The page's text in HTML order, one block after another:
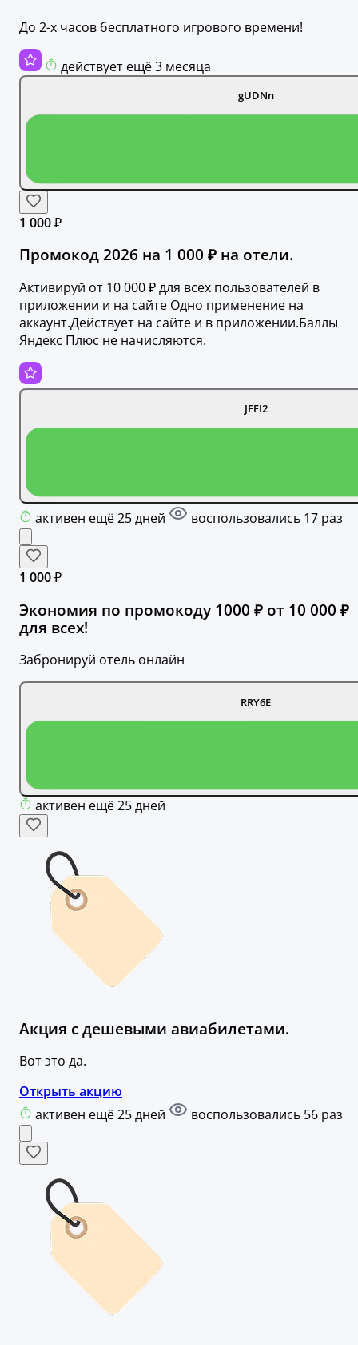
До 2-х часов бесплатного игрового времени!
действует ещё 3 месяца
gUDNn
1 000 ₽
Промокод 2026 на 1 000 ₽ на отели.
Активируй от 10 000 ₽ для всех пользователей в
приложении и на сайте Одно применение на
аккаунт.Действует на сайте и в приложении.Баллы
Яндекс Плюс не начисляются.
JFFI2
активен ещё 25 дней воспользовались 17 раз
1 000 ₽
Экономия по промокоду 1000 ₽ от 10 000 ₽
для всех!
Забронируй отель онлайн
RRY6E
активен ещё 25 дней
Акция с дешевыми авиабилетами.
Вот это да.
Открыть акцию
активен ещё 25 дней
воспользовались 56 раз